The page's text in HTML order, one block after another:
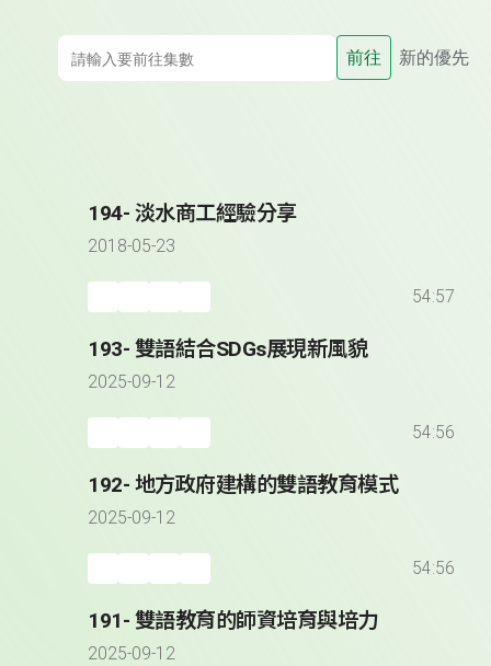
前往 新的優先
194- 淡水商工經驗分享
2018-05-23
54:57
193- 雙語結合SDGs展現新風貌
2025-09-12
54:56
192- 地方政府建構的雙語教育模式
2025-09-12
54:56
191- 雙語教育的師資培育與培力
2025-09-12